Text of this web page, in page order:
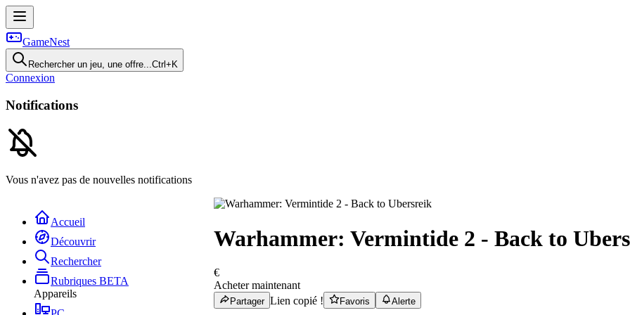
GameNest
Rechercher un jeu, une offre...Ctrl+K
Connexion
Notifications
Vous n'avez pas de nouvelles notifications
Accueil
Découvrir
Rechercher
Rubriques BETA
Appareils
Warhammer: Vermintide 2 - Back to
€
Acheter maintenant
Partager Lien copié ! Favoris Alerte